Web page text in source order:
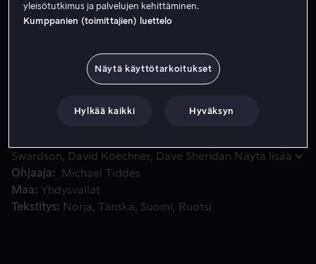
aloittaakseen yhteisen elämänsä. Pian talossa alkaa
tapahtua mystisiä asioita ja selviää, etteivät he olekaan
Swardson
David Koechner Dave Sheridan Näytä lisää
Ohjaaja
Michael Tiddes
Maa
Yhdysvallat
Tekstitys
Norja Tanska Suomi Ruotsi
yleisötutkimus ja palvelujen kehittäminen.
Kumppanien (toimittajien) luettelo
Näytä käyttötarkoitukset
Hylkää kaikki Hyväksyn